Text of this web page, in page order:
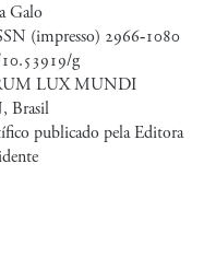
Galo
(impresso) 2966‑1080
g
LUX MUNDI
Brasil
publicado pela Editora